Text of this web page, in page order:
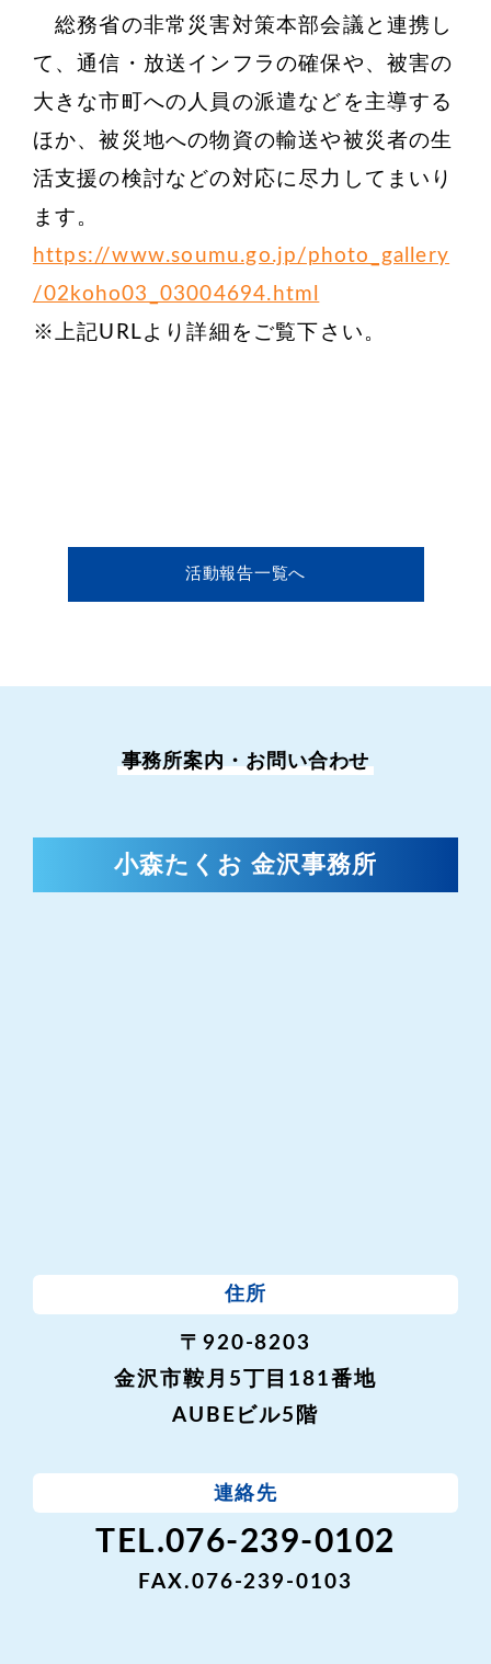
総務省の非常災害対策本部会議と連携し
て、通信・放送インフラの確保や、被害の
大きな市町への人員の派遣などを主導する
ほか、被災地への物資の輸送や被災者の生
活支援の検討などの対応に尽力してまいり
ます。
https://www.soumu.go.jp/photo_gallery
/02koho03_03004694.html
※上記URLより詳細をご覧下さい。
活動報告一覧へ
事務所案内・お問い合わせ
小森たくお 金沢事務所
住所
〒920-8203
金沢市鞍月5丁目181番地
AUBEビル5階
連絡先
TEL.076-239-0102
FAX.076-239-0103